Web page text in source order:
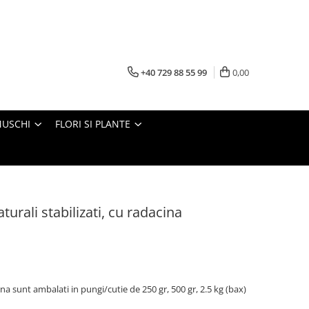
+40 729 88 55 99 0,00
FLORI SI PLANTE
stabilizati, cu radacina
sunt ambalati in pungi/cutie de 250 gr, 500 gr, 2.5 kg (bax)